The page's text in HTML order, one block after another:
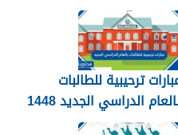
ترحيبية للطالبات
بالعام الدراسي الجديد 1448